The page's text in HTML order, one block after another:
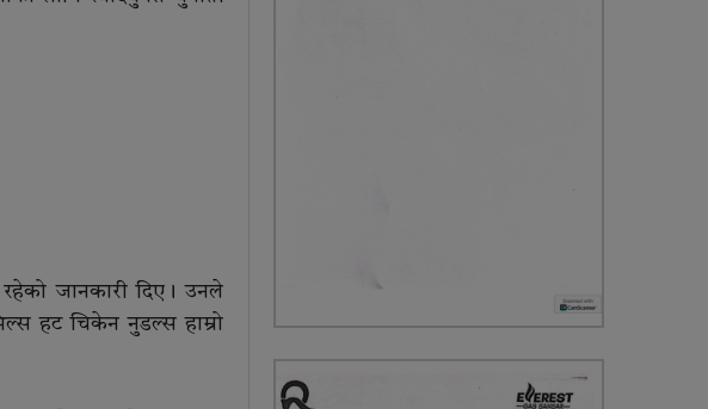
जानकारी दिए। उनले
हट चिकेन नुडल्स हाम्रो